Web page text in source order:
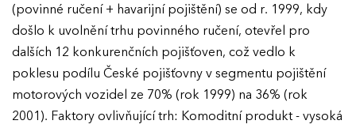
(povinné ručení + havarijní pojištění) se od r. 1999, kdy
došlo k uvolnění trhu povinného ručení, otevřel pro
dalších 12 konkurenčních pojišťoven, což vedlo k
poklesu podílu České pojišťovny v segmentu pojištění
motorových vozidel ze 70% (rok 1999) na 36% (rok
2001). Faktory ovlivňující trh: Komoditní produkt - vysoká